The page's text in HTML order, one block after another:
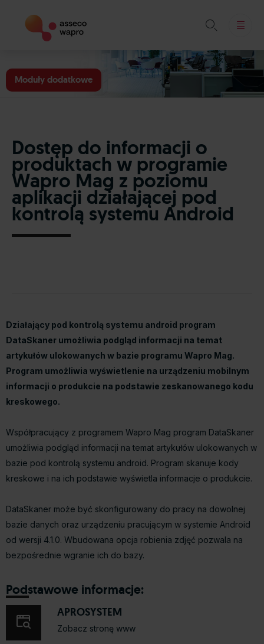

Skip
to
content
Moduły dodatkowe
Dostęp do informacji o
produktach w programie
Wapro Mag z poziomu
aplikacji działającej pod
kontrolą systemu Android
Działający pod kontrolą systemu android program
DataSkaner umożliwia podgląd informacji na temat
artykułów ulokowanych w bazie programu Wapro Mag.
Program umożliwia wyświetlenie na urządzeniu mobilnym
informacji o produkcie na podstawie zeskanowanego kodu
kreskowego.
Współpracujący z programem Wapro Mag program DataSkaner
umożliwia podgląd informacji na temat artykułów ulokowanych w
bazie pod kontrolą systemu android. Program skanuje kody
kreskowe i na ich podstawie wyświetla informacje o produkcie.
DataSkaner może być skonfigurowany do pracy na dowolnej
bazie danych oraz urządzeniu pracującym w systemie Android
od wersji 4.1.0. Wbudowana opcja robienia zdjęć pozwala na
bezpośrednie wgranie ich do bazy.
Podstawowe informacje:
APROSYSTEM
Zobacz stronę www